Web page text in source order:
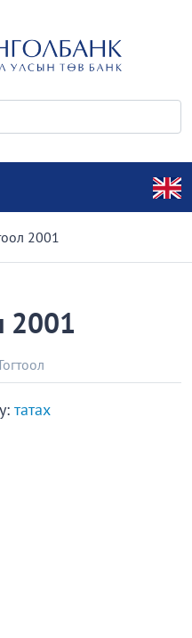
2001
2001
татах